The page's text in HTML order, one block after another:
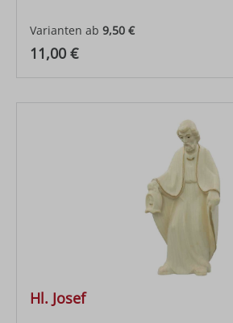
Varianten ab 9,50 €
Regulärer Preis:
11,00 €
Hl. Josef